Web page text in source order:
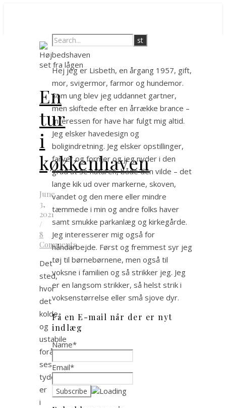
En
tur
i
køkkenhaven
June
3,
2021
/
8
Comments
Det
sted,
hvor
det
kolde
og
ustabile
forårsvejr
ses
tydeligt,
er
i
Hej jeg er Lisbeth, en årgang 1957, gift,
mor, svigermor, farmor og hundemor.
Som ung blev jeg uddannet gartner,
men skiftede efter en årrække brance –
Interessen for have har fulgt mig altid.
Jeg elsker havedesign og
boligindretning. Jeg elsker opstillinger,
farver og former og jeg nyder i den
grad at se naturen, både den vilde – det
lange kik ud over markerne, skoven,
vandet og den mere eller mindre
tæmmede i min og andre folks haver
samt smukke parkanlæg og kirkegårde.
Jeg interesserer mig også for
håndarbejde. Først og fremmest syr jeg
tøj til børnebørnene, men også til
voksne i familien og så strikker jeg. Jeg
er en langsom strikker, så helst strik i
voksenstørrelse eller små sjove dyr.
Få en E-mail når der er nyt
indlæg
Name*
Email*